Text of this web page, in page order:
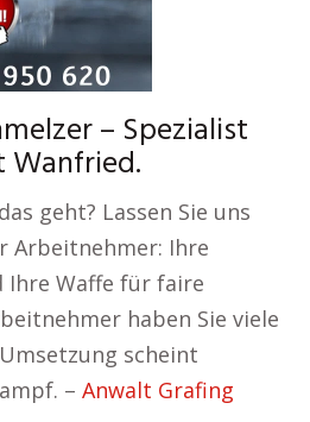
– Spezialist
geht? Lassen Sie uns
Arbeitnehmer: Ihre
Ihre Waffe für faire
haben Sie viele
scheint
– Anwalt Grafing